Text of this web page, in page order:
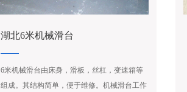
湖北6米机械滑台
6米机械滑台由床身，滑板，丝杠，变速箱等
组成。其结构简单，便于维修。机械滑台工作